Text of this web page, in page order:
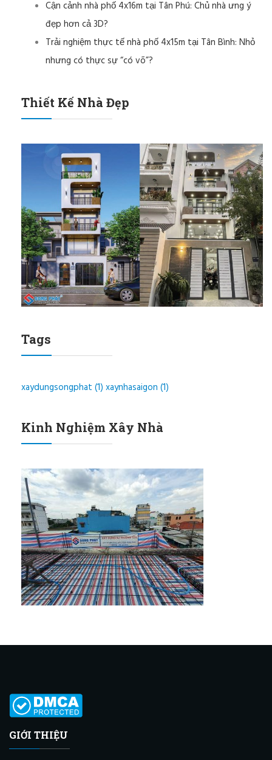
Cận cảnh nhà phố 4x16m tại Tân Phú: Chủ nhà ưng ý
đẹp hơn cả 3D?
Trải nghiệm thực tế nhà phố 4x15m tại Tân Bình: Nhỏ
nhưng có thực sự “có võ”?
Thiết Kế Nhà Đẹp
Tags
xaydungsongphat (1) xaynhasaigon (1)
Kinh Nghiệm Xây Nhà
GIỚI THIỆU